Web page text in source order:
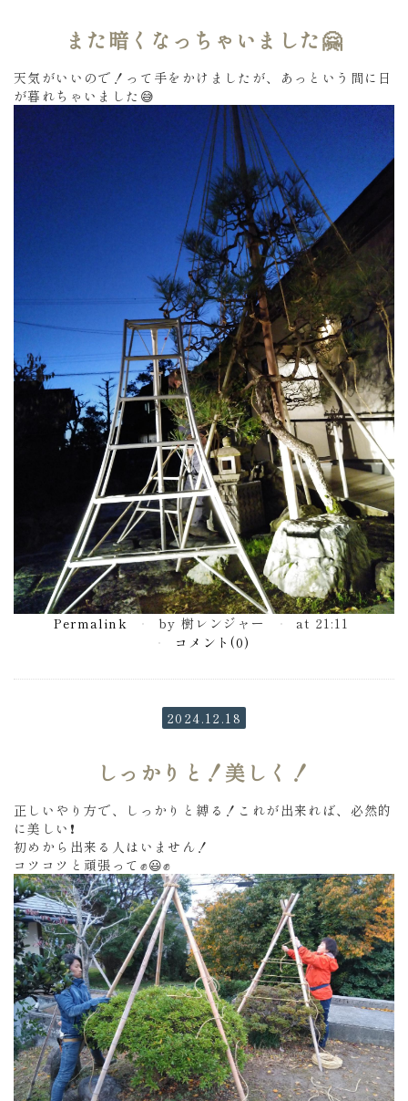
また暗くなっちゃいました🤗
天気がいいので！って手をかけましたが、あっという間に日
が暮れちゃいました😅
Permalink by 樹レンジャー
at 21:11
コメント(0)
2024.12.18
しっかりと！美しく！
正しいやり方で、しっかりと縛る！これが出来れば、必然的
に美しい❗
初めから出来る人はいません！
コツコツと頑張って✊😃✊